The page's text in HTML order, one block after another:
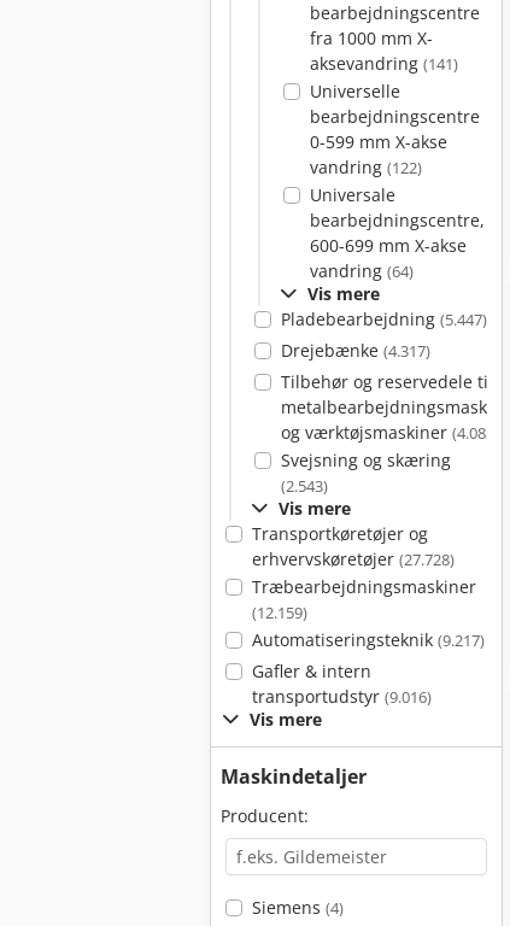
bearbejdningscentre
fra 1000 mm X-
aksevandring (141)
Universelle
bearbejdningscentre
0-599 mm X-akse
vandring (122)
Universale
bearbejdningscentre,
600-699 mm X-akse
vandring (64)
Vis mere
Pladebearbejdning (5.447)
Drejebænke (4.317)
Tilbehør og reservedele til
metalbearbejdningsmaskiner
og værktøjsmaskiner (4.082)
Svejsning og skæring
(2.543)
Vis mere
Transportkøretøjer og
erhvervskøretøjer (27.728)
Træbearbejdningsmaskiner
(12.159)
Automatiseringsteknik (9.217)
Gafler & intern
transportudstyr (9.016)
Vis mere
Maskindetaljer
Producent:
Siemens (4)